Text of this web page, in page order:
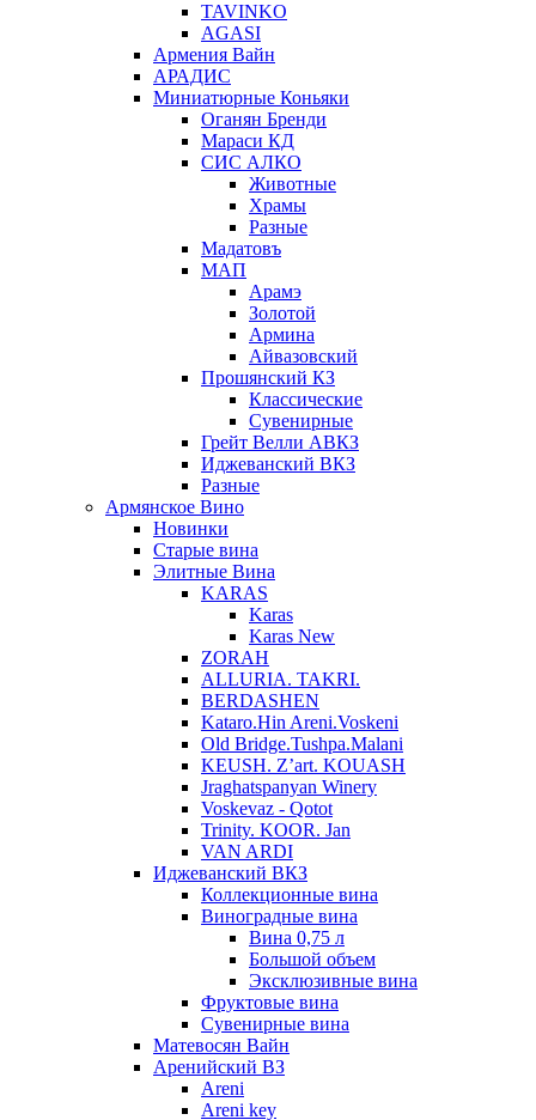
TAVINKO
AGASI
Армения Вайн
АРАДИС
Миниатюрные Коньяки
Оганян Бренди
Мараси КД
СИС АЛКО
Животные
Храмы
Разные
Мадатовъ
МАП
Арамэ
Золотой
Армина
Айвазовский
Прошянский КЗ
Классические
Сувенирные
Грейт Велли АВКЗ
Иджеванский ВКЗ
Разные
Армянское Вино
Новинки
Старые вина
Элитные Вина
KARAS
Karas
Karas New
ZORAH
ALLURIA. TAKRI.
BERDASHEN
Kataro.Hin Areni.Voskeni
Old Bridge.Tushpa.Malani
KEUSH. Z’art. KOUASH
Jraghatspanyan Winery
Voskevaz - Qotot
Trinity. KOOR. Jan
VAN ARDI
Иджеванский ВКЗ
Коллекционные вина
Виноградные вина
Вина 0,75 л
Большой объем
Эксклюзивные вина
Фруктовые вина
Cувенирные вина
Матевосян Вайн
Аренийский ВЗ
Areni
Areni key